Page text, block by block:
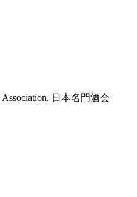
Association. 日本名門酒会